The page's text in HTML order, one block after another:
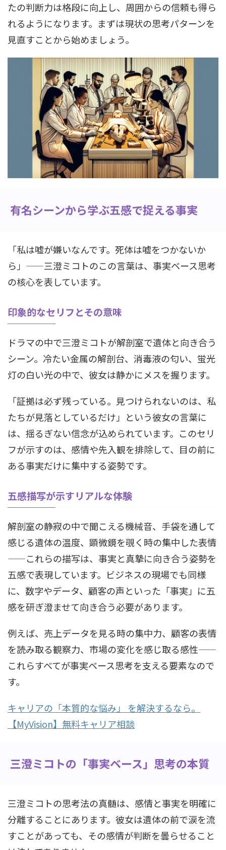
たの判断力は格段に向上し、周囲からの信頼も得ら
れるようになります。まずは現状の思考パターンを
見直すことから始めましょう。
有名シーンから学ぶ五感で捉える事実
「私は嘘が嫌いなんです。死体は嘘をつかないか
ら」——三澄ミコトのこの言葉は、事実ベース思考
の核心を表しています。
印象的なセリフとその意味
ドラマの中で三澄ミコトが解剖室で遺体と向き合う
シーン。冷たい金属の解剖台、消毒液の匂い、蛍光
灯の白い光の中で、彼女は静かにメスを握ります。
「証拠は必ず残っている。見つけられないのは、私
たちが見落としているだけ」という彼女の言葉に
は、揺るぎない信念が込められています。このセリ
フが示すのは、感情や先入観を排除して、目の前に
ある事実だけに集中する姿勢です。
五感描写が示すリアルな体験
解剖室の静寂の中で聞こえる機械音、手袋を通して
感じる遺体の温度、顕微鏡を覗く時の集中した表情
——これらの描写は、事実と真摯に向き合う姿勢を
五感で表現しています。ビジネスの現場でも同様
に、数字やデータ、顧客の声といった「事実」に五
感を研ぎ澄ませて向き合う必要があります。
例えば、売上データを見る時の集中力、顧客の表情
を読み取る観察力、市場の変化を感じ取る感性——
これらすべてが事実ベース思考を支える要素なので
す。
キャリアの「本質的な悩み」 を解決するなら。
【MyVision】無料キャリア相談
三澄ミコトの「事実ベース」思考の本質
三澄ミコトの思考法の真髄は、感情と事実を明確に
分離することにあります。彼女は遺体の前で涙を流
すことがあっても、その感情が判断を曇らせること